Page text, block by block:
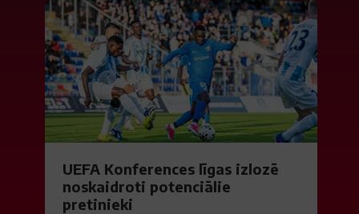
UEFA Konferences līgas izlozē
noskaidroti potenciālie
pretinieki